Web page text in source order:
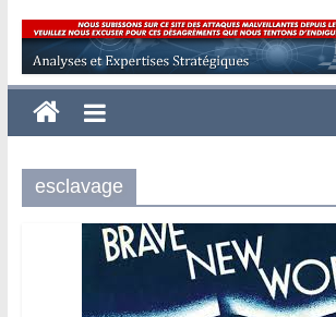
Strategika
Expertise
et
Analyses
esclavage